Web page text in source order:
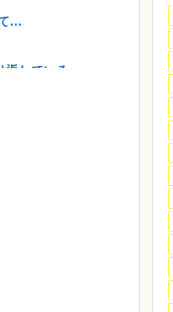
…
している」
だよ？」メローニ
】